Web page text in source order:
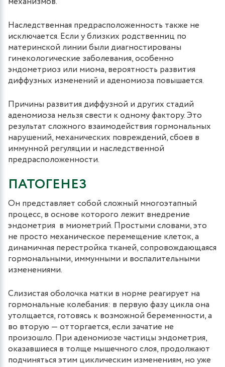
Наследственная предрасположенность также не
исключается. Если у близких родственниц по
материнской линии были диагностированы
гинекологические заболевания, особенно
эндометриоз или миома, вероятность развития
диффузных изменений и аденомиоза повышается.
Причины развития диффузной и других стадий
аденомиоза нельзя свести к одному фактору. Это
результат сложного взаимодействия гормональных
нарушений, механических повреждений, сбоев в
иммунной регуляции и наследственной
предрасположенности.
ПАТОГЕНЕЗ
Он представляет собой сложный многоэтапный
процесс, в основе которого лежит внедрение
эндометрия в миометрий. Простыми словами, это
не просто механическое перемещение клеток, а
динамичная перестройка тканей, сопровождающаяся
гормональными, иммунными и воспалительными
изменениями.
Слизистая оболочка матки в норме реагирует на
гормональные колебания: в первую фазу цикла она
утолщается, готовясь к возможной беременности, а
во вторую — отторгается, если зачатие не
произошло. При аденомиозе частицы эндометрия,
оказавшиеся в толще мышечного слоя, продолжают
подчиняться этим циклическим изменениям, но уже